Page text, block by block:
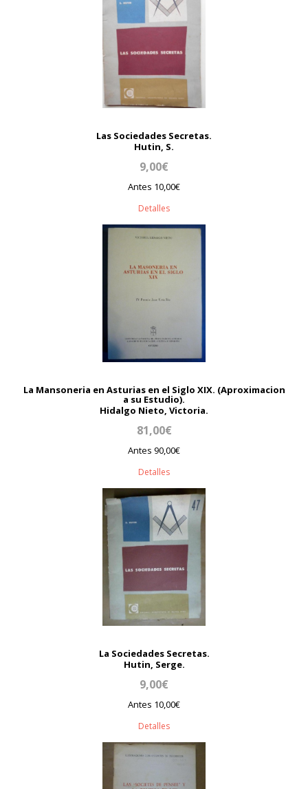
Las Sociedades Secretas.
Hutin, S.
9,00€
Antes 10,00€
Detalles
La Mansoneria en Asturias en el Siglo XIX. (Aproximacion
a su Estudio).
Hidalgo Nieto, Victoria.
81,00€
Antes 90,00€
Detalles
La Sociedades Secretas.
Hutin, Serge.
9,00€
Antes 10,00€
Detalles